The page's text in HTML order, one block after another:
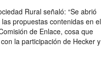
Rural señaló: “Se abrió
propuestas contenidas en el
de Enlace, cosa que
la participación de Hecker y